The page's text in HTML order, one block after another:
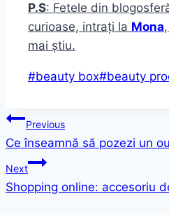
P.S: Fetele din
curioase, intrați la Mona,
mai știu.
Post
#beauty box#beauty
Post
navigation
Previous
Ce înseamnă să pozezi un
Next
Shopping online: accesoriu